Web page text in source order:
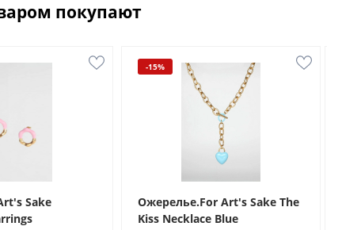
покупают
Sake
-15%
Ожерелье.For Art's Sake The
Kiss Necklace Blue